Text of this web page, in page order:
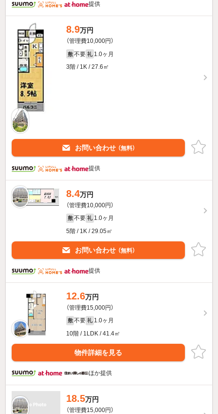
提供
8.9万円
（管理費10,000円）
敷 不要 礼 1.0ヶ月
3階 / 1K / 27.6㎡
お問い合わせ （無料）
提供
8.4万円
（管理費10,000円）
敷 不要 礼 1.0ヶ月
5階 / 1K / 29.05㎡
お問い合わせ （無料）
提供
12.6万円
（管理費15,000円）
敷 不要 礼 1.0ヶ月
10階 / 1LDK / 41.4㎡
物件詳細を見る
ほか提供
18.5万円
（管理費15,000円）